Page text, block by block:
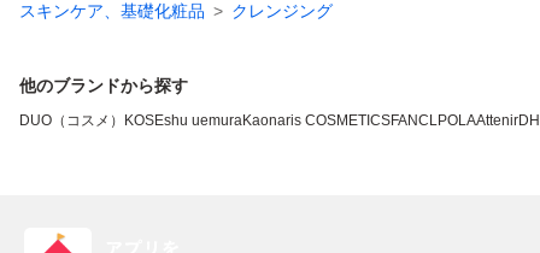
スキンケア、基礎化粧品
クレンジング
他のブランドから探す
DUO（コスメ） KOSEshu uemuraKaonaris COSMETICSFANCLPOLAAttenir